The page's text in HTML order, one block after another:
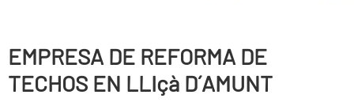
EMPRESA DE REFORMA DE
TECHOS EN LLIçà D´AMUNT